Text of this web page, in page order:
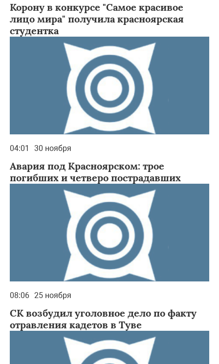
Корону в конкурсе "Самое красивое
лицо мира" получила красноярская
студентка
04:01 30 ноября
Авария под Красноярском: трое
погибших и четверо пострадавших
08:06 25 ноября
СК возбудил уголовное дело по факту
отравления кадетов в Туве